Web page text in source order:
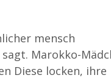
mensch
Marokko-
Diese locken, ihre